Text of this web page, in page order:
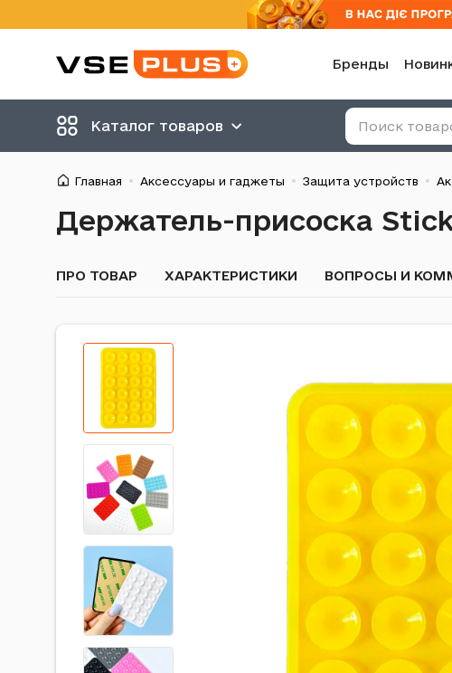
Бренды
Главная Аксессуары и гаджеты Защита устройств
Держатель-присоска
ПРО ТОВАР ХАРАКТЕРИСТИКИ ВОПРОСЫ И
Каталог товаров